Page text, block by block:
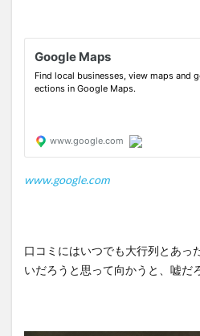
www.google.com
口コミにはいつでも大行列とあっ
いだろうと思って向かうと、嘘だ